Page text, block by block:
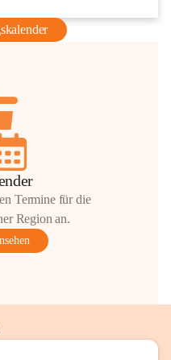
Termine für die
Region an.